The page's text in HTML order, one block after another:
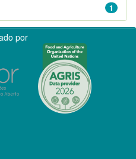
1
por